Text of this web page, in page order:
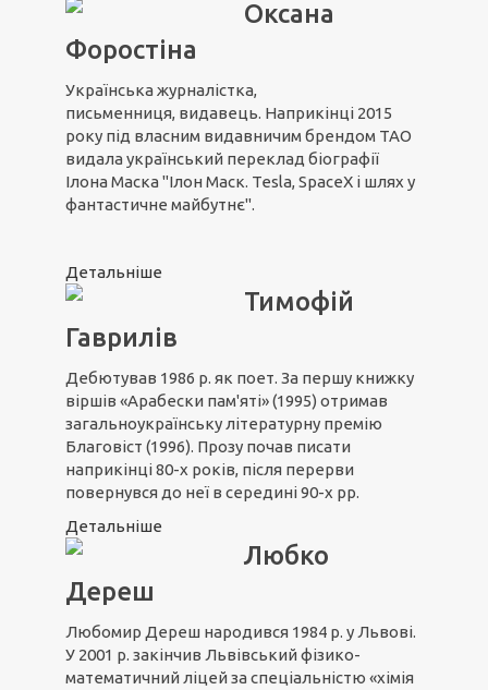
Оксана
Форостіна
Українська журналістка,
письменниця, видавець. Наприкінці 2015
року під власним видавничим брендом ТАО
видала український переклад біографії
Ілона Маска "Ілон Маск. Tesla, SpaceX і шлях у
фантастичне майбутнє".
Детальніше
Тимофій
Гаврилів
Дебютував 1986 р. як поет. За першу книжку
віршів «Арабески пам'яті» (1995) отримав
загальноукраїнську літературну премію
Благовіст (1996). Прозу почав писати
наприкінці 80-х років, після перерви
повернувся до неї в середині 90-х рр.
Детальніше
Любко
Дереш
Любомир Дереш народився 1984 р. у Львові.
У 2001 р. закінчив Львівський фізико-
математичний ліцей за спеціальністю «хімія